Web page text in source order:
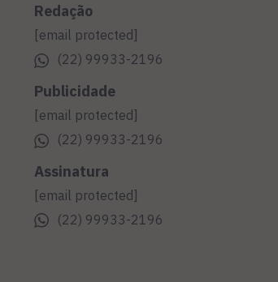
Redação
[email protected]
(22) 99933-2196
Publicidade
[email protected]
(22) 99933-2196
Assinatura
[email protected]
(22) 99933-2196